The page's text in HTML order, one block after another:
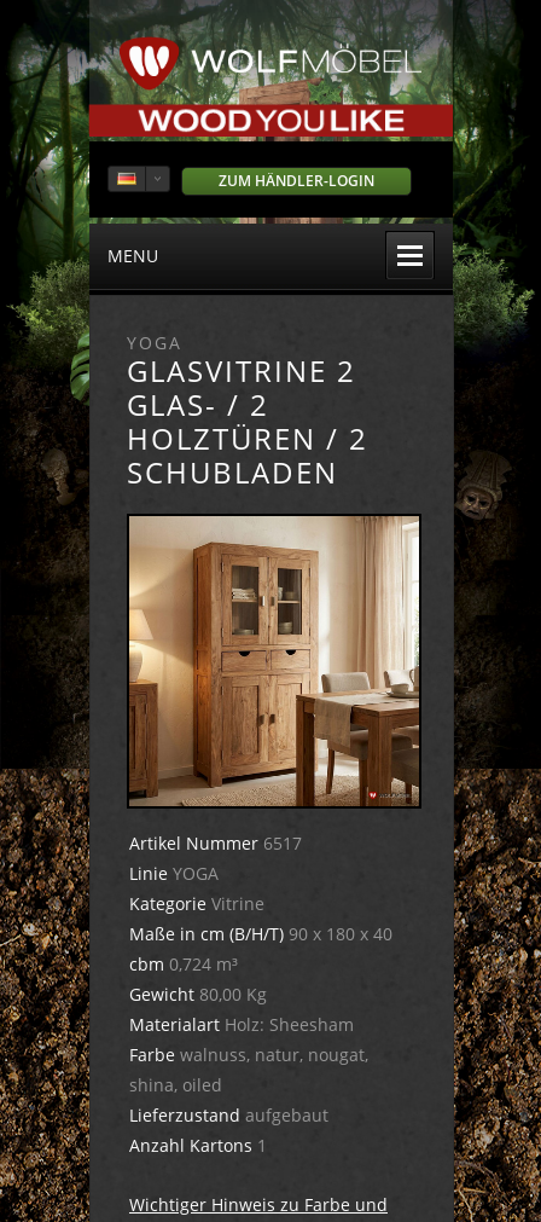
ZUM HÄNDLER-LOGIN
MENU
YOGA
GLASVITRINE 2
GLAS- / 2
HOLZTÜREN / 2
SCHUBLADEN
Artikel Nummer 6517
Linie YOGA
Kategorie Vitrine
Maße in cm (B/H/T) 90 x 180 x 40
cbm 0,724 m³
Gewicht 80,00 Kg
Materialart Holz: Sheesham
Farbe walnuss, natur, nougat,
shina, oiled
Lieferzustand aufgebaut
Anzahl Kartons 1
Wichtiger Hinweis zu Farbe und